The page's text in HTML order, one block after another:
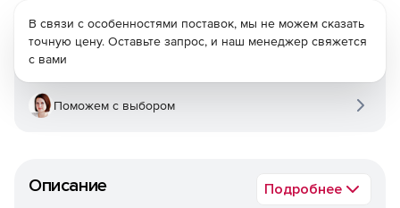
Описание Подробнее
В связи с особенностями поставок, мы не можем сказать
точную цену. Оставьте запрос, и наш менеджер свяжется
с вами
Поможем с выбором